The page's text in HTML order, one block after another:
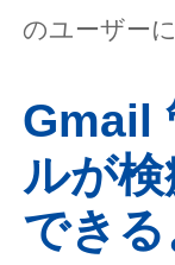
のユーザー
Gmail
ルが
でき